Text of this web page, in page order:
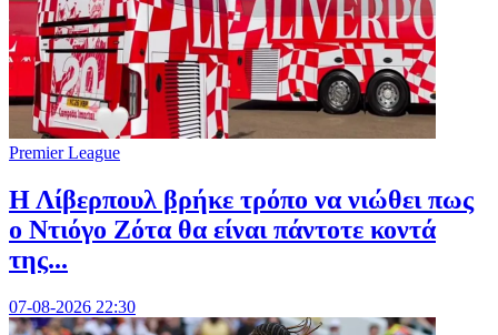
Premier League
Η Λίβερπουλ βρήκε τρόπο να νιώθει πως
ο Ντιόγο Ζότα θα είναι πάντοτε κοντά
της...
07-08-2026 22:30